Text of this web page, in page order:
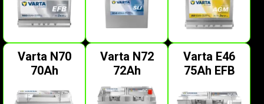
Varta N70
70Ah
Varta N72
72Ah
Varta E46
75Ah EFB